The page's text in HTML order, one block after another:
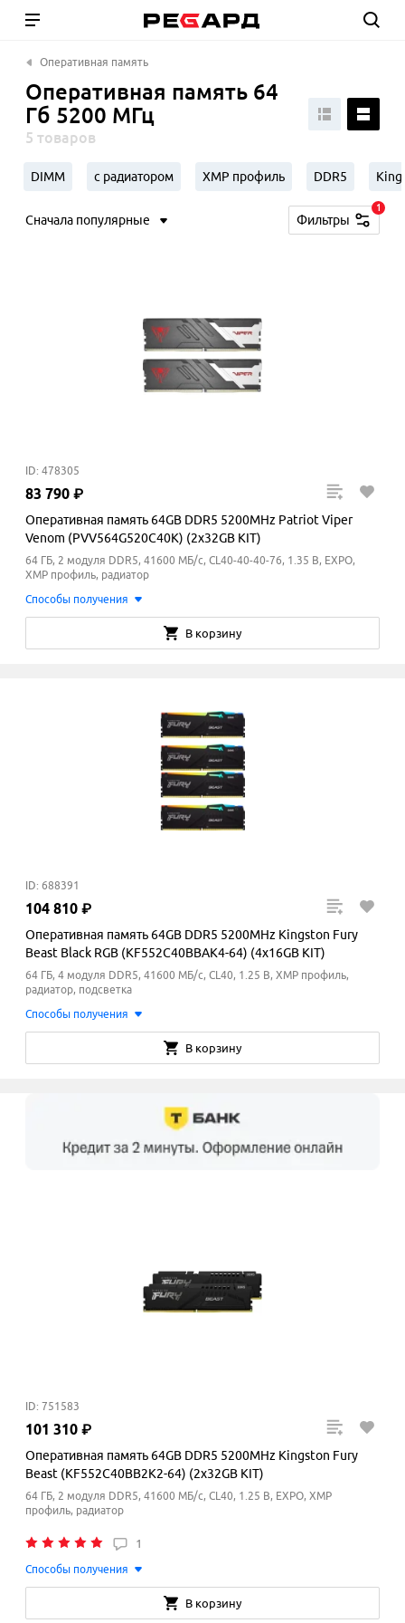
Оперативная память
Оперативная память 64
Гб 5200 МГц
5 товаров
DIMM с радиатором XMP профиль DDR5
Сначала популярные Фильтры
1
ID: 478305
83 790 ₽
Оперативная память 64GB DDR5 5200MHz Patriot Viper
Venom (PVV564G520C40K) (2x32GB KIT)
64 ГБ, 2 модуля DDR5, 41600 МБ/с, CL40-40-40-76, 1.35 В, EXPO,
XMP профиль, радиатор
Способы получения
В корзину
ID: 688391
104 810 ₽
Оперативная память 64GB DDR5 5200MHz Kingston Fury
Beast Black RGB (KF552C40BBAK4-64) (4x16GB KIT)
64 ГБ, 4 модуля DDR5, 41600 МБ/с, CL40, 1.25 В, XMP профиль,
радиатор, подсветка
Способы получения
В корзину
ID: 751583
101 310 ₽
Оперативная память 64GB DDR5 5200MHz Kingston Fury
Beast (KF552C40BB2K2-64) (2x32GB KIT)
64 ГБ, 2 модуля DDR5, 41600 МБ/с, CL40, 1.25 В, EXPO, XMP
профиль, радиатор
1
Способы получения
В корзину